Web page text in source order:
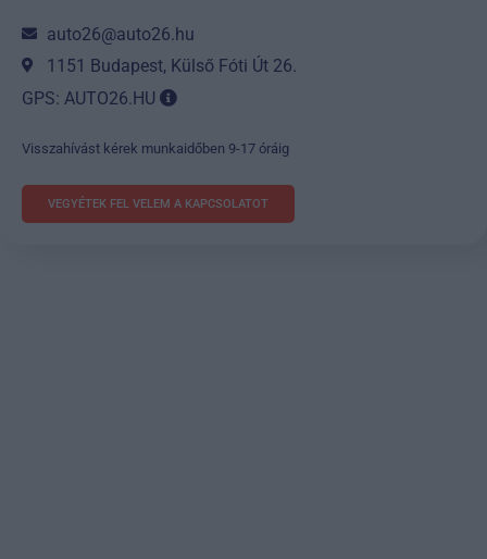
auto26@auto26.hu
1151 Budapest, Külső Fóti Út 26.
GPS: AUTO26.HU
Visszahívást kérek munkaidőben 9-17 óráig
VEGYÉTEK FEL VELEM A KAPCSOLATOT